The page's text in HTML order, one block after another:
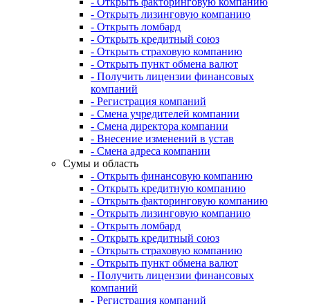
- Открыть лизинговую компанию
- Открыть ломбард
- Открыть кредитный союз
- Открыть страховую компанию
- Открыть пункт обмена валют
- Получить лицензии финансовых
компаний
- Регистрация компаний
- Смена учредителей компании
- Смена директора компании
- Внесение изменений в устав
- Смена адреса компании
Сумы и область
- Открыть финансовую компанию
- Открыть кредитную компанию
- Открыть факторинговую компанию
- Открыть лизинговую компанию
- Открыть ломбард
- Открыть кредитный союз
- Открыть страховую компанию
- Открыть пункт обмена валют
- Получить лицензии финансовых
компаний
- Регистрация компаний